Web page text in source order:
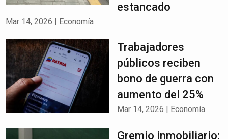
estancado
Mar 14, 2026 | Economía
Trabajadores
públicos reciben
bono de guerra con
aumento del 25%
Mar 14, 2026 | Economía
Gremio inmobiliario: